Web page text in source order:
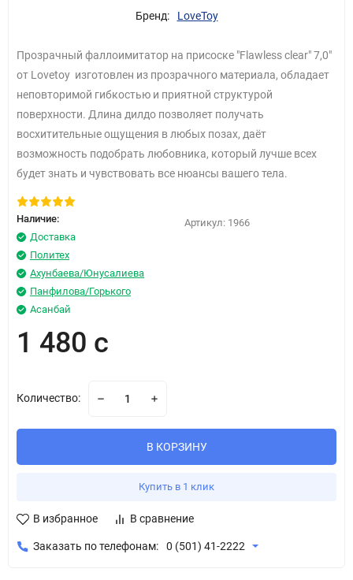
Бренд: LoveToy
Прозрачный фаллоимитатор на присоске "Flawless clear" 7,0"
от Lovetoy изготовлен из прозрачного материала, обладает
неповторимой гибкостью и приятной структурой
поверхности. Длина дилдо позволяет получать
восхитительные ощущения в любых позах, даёт
возможность подобрать любовника, который лучше всех
будет знать и чувствовать все нюансы вашего тела.
Наличие:
Доставка
Политех
Ахунбаева/Юнусалиева
Панфилова/Горького
Асанбай
Артикул: 1966
1 480 с
Количество:
В КОРЗИНУ
Купить в 1 клик
В избранное В сравнение
Заказать по телефонам: 0 (501) 41-2222